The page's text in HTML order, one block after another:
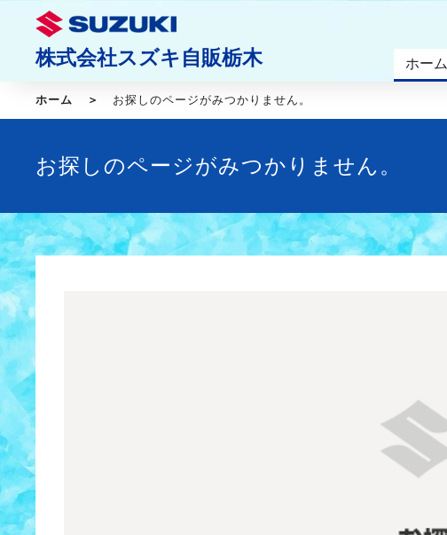
株式会社スズキ自販栃木 ホーム
ホーム お探しのページがみつかりません。
お探しのページがみつかりません。